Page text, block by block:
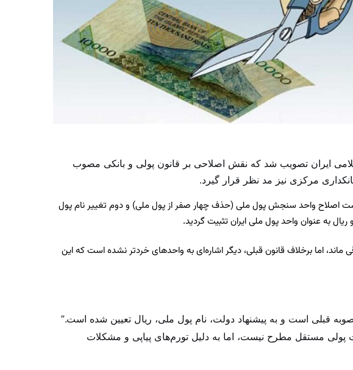
ایران تصویب شد که نقش اصلاحی بر قانون پولی و بانکی مصوب
اصلاح واحد سنجش پول ملی (حذف چهار صفر از پول ملی) و دوم تغییر نام پول
به عنوان واحد پول رسمی کشور باقی ماند، اما برخلاف قانون قبلی، دیگر اشاره‌ای به واحد‌های خردتر نشده است که این
قبلی است و به پیشنهاد دولت، نام پول ملی، ریال تعیین شده است.”
پولی مستقل مطرح نیست، اما به دلیل تورم‌های پیاپی و مشکلات